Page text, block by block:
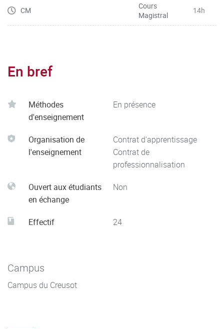
CM
Cours
Magistral
14h
En bref
Méthodes
d'enseignement
En présence
Organisation de
l'enseignement
Contrat d'apprentissage
Contrat de
professionnalisation
Ouvert aux étudiants
en échange
Non
Effectif 24
Campus
Campus du Creusot